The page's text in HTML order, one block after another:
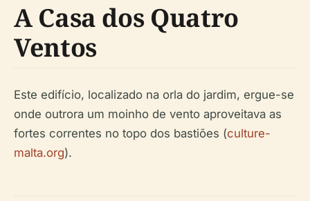
A Casa dos Quatro
Ventos
Este edifício, localizado na orla do jardim, ergue-se
onde outrora um moinho de vento aproveitava as
fortes correntes no topo dos bastiões (culture-
malta.org).